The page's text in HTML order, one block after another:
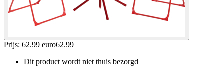
Prijs: 62.99 euro62.99
Dit product wordt niet thuis bezorgd